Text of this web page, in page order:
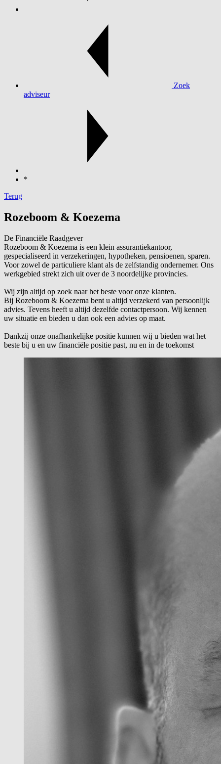
Zoek
adviseur
*
Terug
Rozeboom & Koezema
De Financiële Raadgever
Rozeboom & Koezema is een klein assurantiekantoor,
gespecialiseerd in verzekeringen, hypotheken, pensioenen, sparen.
Voor zowel de particuliere klant als de zelfstandig ondernemer. Ons
werkgebied strekt zich uit over de 3 noordelijke provincies.
Wij zijn altijd op zoek naar het beste voor onze klanten.
Bij Rozeboom & Koezema bent u altijd verzekerd van persoonlijk
advies. Tevens heeft u altijd dezelfde contactpersoon. Wij kennen
uw situatie en bieden u dan ook een advies op maat.
Dankzij onze onafhankelijke positie kunnen wij u bieden wat het
beste bij u en uw financiële positie past, nu en in de toekomst